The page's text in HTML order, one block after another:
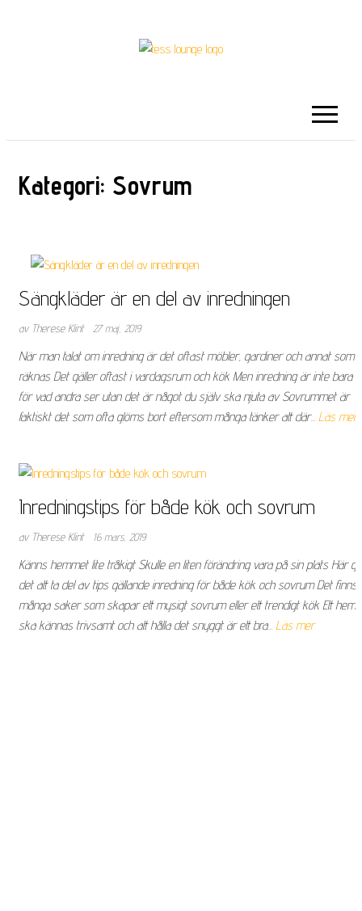
Kategori: Sovrum
Sängkläder är en del av inredningen
av Therese Klint 27 maj, 2019
När man talat om inredning är det oftast möbler, gardiner och annat som
räknas Det gäller oftast i vardagsrum och kök Men inredning är inte bara
för vad andra ser utan det är något du själv ska njuta av Sovrummet är
faktiskt det som ofta glöms bort eftersom många tänker att där... Läs mer
Inredningstips för både kök och sovrum
av Therese Klint 16 mars, 2019
Känns hemmet lite tråkigt Skulle en liten förändring vara på sin plats Här
det att ta del av tips gällande inredning för både kök och sovrum Det finns
många saker som skapar ett mysigt sovrum eller ett trendigt kök Ett hem
ska kännas trivsamt och att hålla det snyggt är ett bra... Läs mer